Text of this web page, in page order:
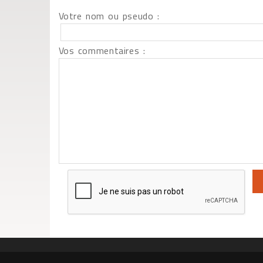
Votre nom ou pseudo :
Vos commentaires :